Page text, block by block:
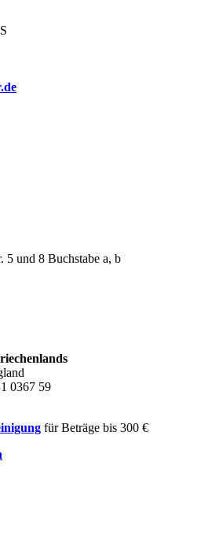
5 und 8 Buchstabe a, b
0367 59
für Beträge bis 300 €